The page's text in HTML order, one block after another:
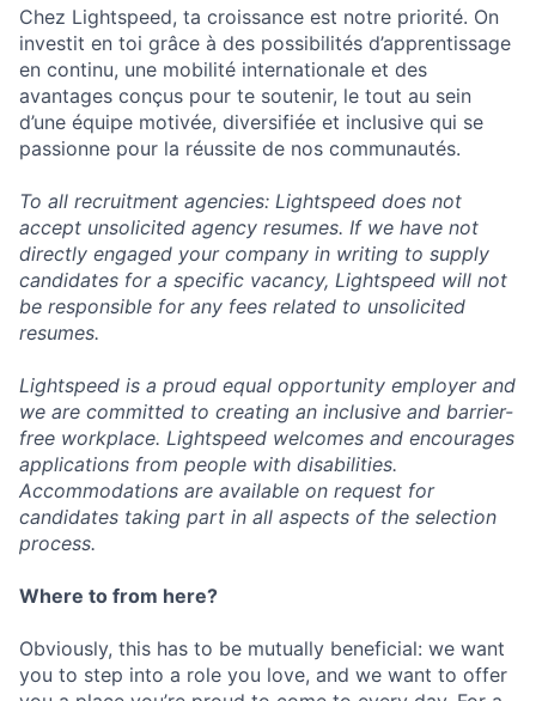
Chez Lightspeed, ta croissance est notre priorité. On
investit en toi grâce à des possibilités d’apprentissage
en continu, une mobilité internationale et des
avantages conçus pour te soutenir, le tout au sein
d’une équipe motivée, diversifiée et inclusive qui se
passionne pour la réussite de nos communautés.
To all recruitment agencies: Lightspeed does not
accept unsolicited agency resumes. If we have not
directly engaged your company in writing to supply
candidates for a specific vacancy, Lightspeed will not
be responsible for any fees related to unsolicited
resumes.
Lightspeed is a proud equal opportunity employer and
we are committed to creating an inclusive and barrier-
free workplace. Lightspeed welcomes and encourages
applications from people with disabilities.
Accommodations are available on request for
candidates taking part in all aspects of the selection
process.
Where to from here?
Obviously, this has to be mutually beneficial: we want
you to step into a role you love, and we want to offer